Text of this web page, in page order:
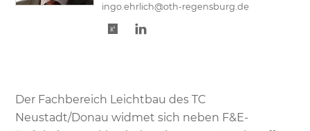
ingo.ehrlich@oth-regensburg.de
Der Fachbereich Leichtbau des TC
Neustadt/Donau widmet sich neben F&E-